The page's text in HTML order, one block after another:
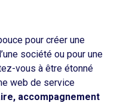
pour créer une
société ou pour une
vous à être étonné
web de service
accompagnement